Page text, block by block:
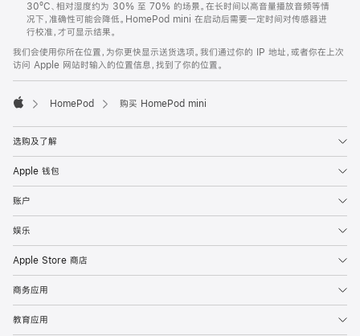
30ºC、相对湿度约为 30% 至 70% 的场景。在长时间以高音量播放音频等情
况下，准确性可能会降低。HomePod mini 在启动后需要一定时间对传感器进
行校准，才可显示结果。
我们会使用你所在位置，为你更快显示送货选项。我们通过你的 IP 地址，或者你在上次
访问 Apple 网站时输入的位置信息，找到了你的位置。
HomePod 购买 HomePod mini
选购及了解
Apple 钱包
账户
娱乐
Apple Store 商店
商务应用
教育应用